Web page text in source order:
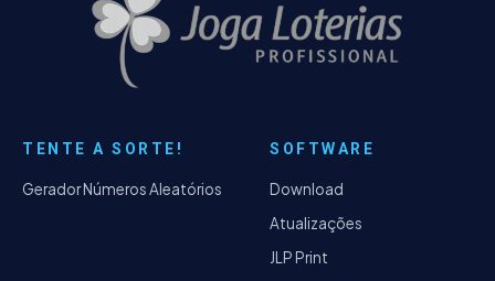
TENTE A SORTE!
Gerador Números Aleatórios
SOFTWARE
Download
Atualizações
JLP Print